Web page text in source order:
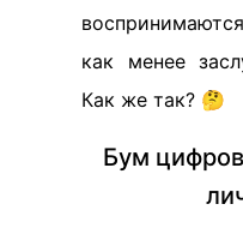
как менее
Как же так? 🤔
Бум